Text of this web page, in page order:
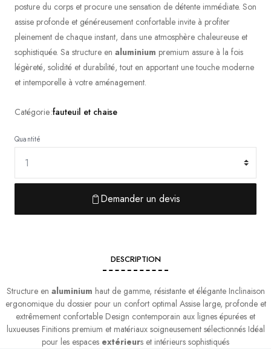
posture du corps et procure une sensation de détente immédiate. Son
assise profonde et généreusement confortable invite à profiter
pleinement de chaque instant, dans une atmosphère chaleureuse et
sophistiquée. Sa structure en aluminium premium assure à la fois
légèreté, solidité et durabilité, tout en apportant une touche moderne
et intemporelle à votre aménagement.
Catégorie :fauteuil et chaise
Quantité
Demander un devis
DESCRIPTION
Structure en aluminium haut de gamme, résistante et élégante Inclinaison
ergonomique du dossier pour un confort optimal Assise large, profonde et
extrêmement confortable Design contemporain aux lignes épurées et
luxueuses Finitions premium et matériaux soigneusement sélectionnés Idéal
pour les espaces extérieurs et intérieurs sophistiqués